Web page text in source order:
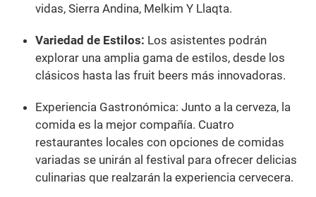
vidas, Sierra Andina, Melkim Y Llaqta.
Variedad de Estilos: Los asistentes podrán
explorar una amplia gama de estilos, desde los
clásicos hasta las fruit beers más innovadoras.
Experiencia Gastronómica: Junto a la cerveza, la
comida es la mejor compañía. Cuatro
restaurantes locales con opciones de comidas
variadas se unirán al festival para ofrecer delicias
culinarias que realzarán la experiencia cervecera.